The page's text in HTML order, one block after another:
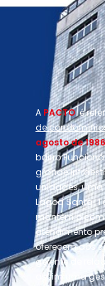
A PACTOé
de
agosto de 1986
bairro
grande
unidades, uma
Lagoa Santa.
mantêm o
atendimento
oferecem aos
gerente de
assim uma